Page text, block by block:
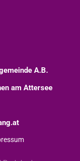
A.B.
am Attersee